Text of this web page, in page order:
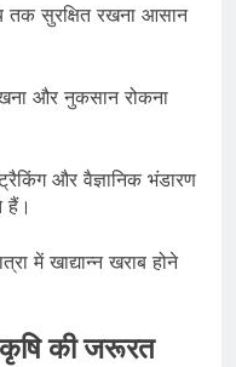
तक सुरक्षित रखना आसान
और नुकसान रोकना
और वैज्ञानिक भंडारण
हैं।
में खाद्यान्न खराब होने
की जरूरत